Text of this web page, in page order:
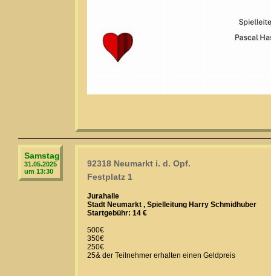
Samstag
31.05.2025
um 13:30
92318 Neumarkt i. d. Opf.
Festplatz 1
Jurahalle
Stadt Neumarkt , Spielleitung Harry Schmidhuber
Startgebühr: 14 €
500€
350€
250€
25& der Teilnehmer erhalten einen Geldpreis